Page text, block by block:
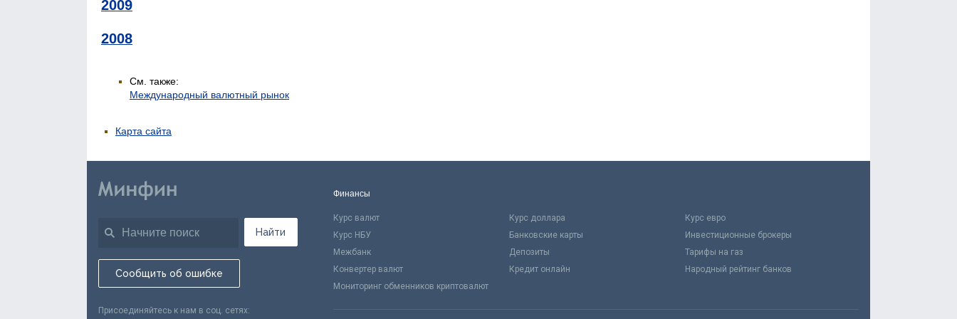
2009
2008
См. также:
Международный валютный рынок
Карта сайта
Найти
Сообщить об ошибке
Присоединяйтесь к нам в соц. сетях:
Финансы
Курс валют Курс доллара
Курс евро
Курс НБУ
Банковские карты
Инвестиционные брокеры
Межбанк
Депозиты
Тарифы на газ
Конвертер валют
Кредит онлайн
Народный рейтинг банков
Мониторинг обменников криптовалют